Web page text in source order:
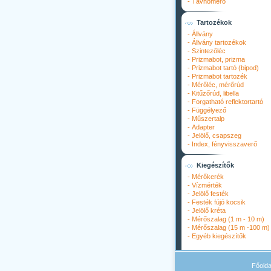
Tartozékok
- Állvány
- Állvány tartozékok
- Szintezőléc
- Prizmabot, prizma
- Prizmabot tartó (bipod)
- Prizmabot tartozék
- Mérőléc, mérőrúd
- Kitűzőrúd, libella
- Forgatható reflektortartó
- Függélyező
- Műszertalp
- Adapter
- Jelölő, csapszeg
- Index, fényvisszaverő
Kiegészítők
- Mérőkerék
- Vízmérték
- Jelölő festék
- Festék fújó kocsik
- Jelölő kréta
- Mérőszalag (1 m - 10 m)
- Mérőszalag (15 m -100 m)
- Egyéb kiegészítők